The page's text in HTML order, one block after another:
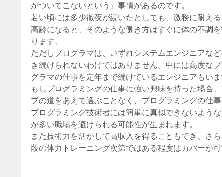
がついてこないという』事情があるのです。
若い頃には多少徹夜が続いたとしても、激務に耐え
高齢になると、そのような働き方はすぐに体の不調
ります。
ただしプログラマは、いずれシステムエンジニアな
き続けられないわけではありません。中には高度な
グラマの仕事を定年まで続けているエンジニアもい
もしプログラミングの仕事に強い興味を持った場合
プの道をあえて選ぶことなく、プログラミングの仕
プログラミング技術者には簡単に真似できないよう
が多い職場を避けられる可能性が生まれます。
また技術力を活かして高収入を得ることもでき、さ
段の体力トレーニング次第ではある程度はカバーが